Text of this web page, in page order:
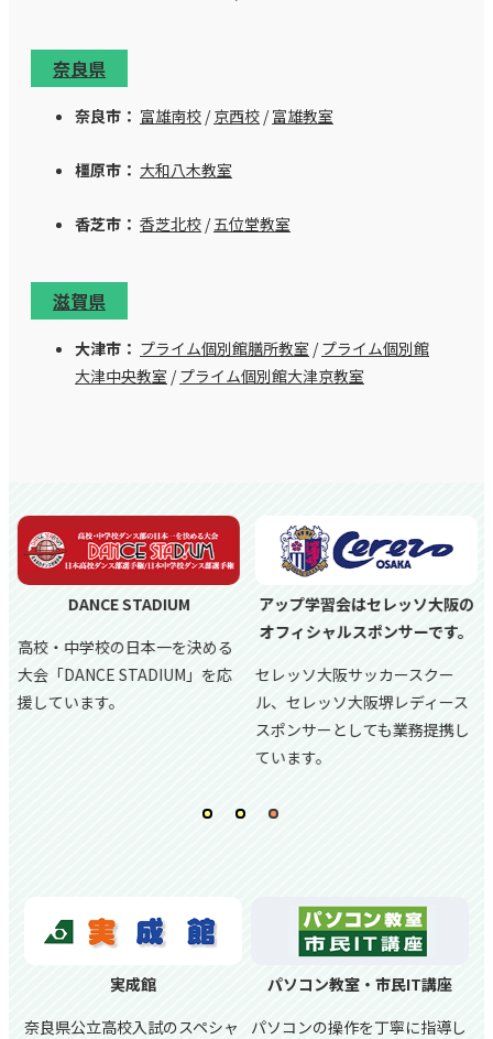
奈良県
奈良市： 富雄南校 /京西校 /富雄教室
橿原市： 大和八木教室
香芝市： 香芝北校 /五位堂教室
滋賀県
大津市： プライム個別館膳所教室 /プライム個別館
大津中央教室 /プライム個別館大津京教室
DANCE STADIUM
高校・中学校の日本一を決める
大会「DANCE STADIUM」を応
援しています。
アップ学習会はセレッソ大阪の
オフィシャルスポンサーです。
セレッソ大阪サッカースクー
ル、 セレッソ大阪堺レディース
スポンサーとしても業務提携し
ています。
実成館
奈良県公立高校入試のスペシャ
パソコン教室・市民IT講座
パソコンの操作を丁寧に指導し